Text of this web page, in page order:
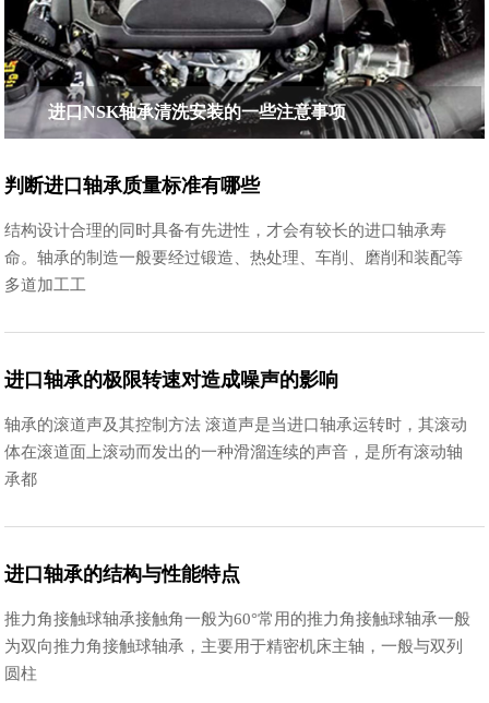
进口NSK轴承清洗安装的一些注意事项
判断进口轴承质量标准有哪些
结构设计合理的同时具备有先进性，才会有较长的进口轴承寿
命。轴承的制造一般要经过锻造、热处理、车削、磨削和装配等
多道加工工
进口轴承的极限转速对造成噪声的影响
轴承的滚道声及其控制方法 滚道声是当进口轴承运转时，其滚动
体在滚道面上滚动而发出的一种滑溜连续的声音，是所有滚动轴
承都
进口轴承的结构与性能特点
推力角接触球轴承接触角一般为60°常用的推力角接触球轴承一般
为双向推力角接触球轴承，主要用于精密机床主轴，一般与双列
圆柱